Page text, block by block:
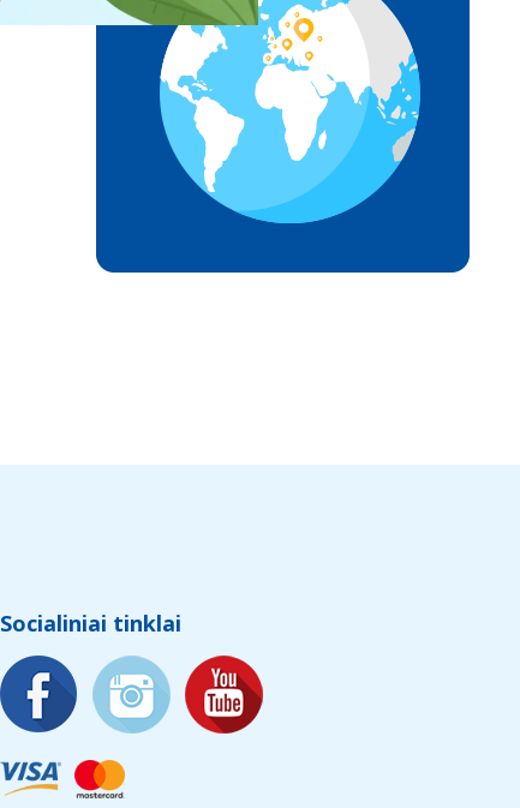
Socialiniai tinklai